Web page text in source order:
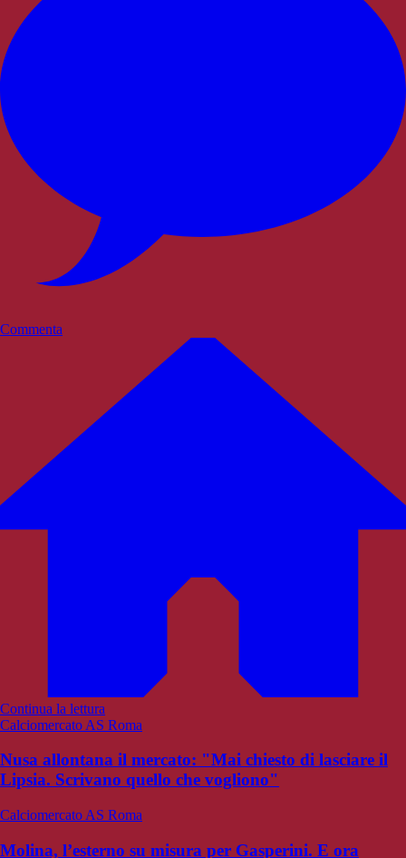
Commenta
Continua la lettura
Calciomercato AS Roma
Nusa allontana il mercato: "Mai chiesto di lasciare il
Lipsia. Scrivano quello che vogliono"
Calciomercato AS Roma
Molina, l’esterno su misura per Gasperini. E ora